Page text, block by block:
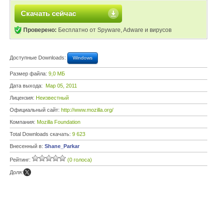
Скачать сейчас
Проверено: Бесплатно от Spyware, Adware и вирусов
Доступные Downloads: Windows
Размер файла: 9,0 МБ
Дата выхода: Мар 05, 2011
Лицензия: Неизвестный
Официальный сайт: http://www.mozilla.org/
Компания: Mozilla Foundation
Total Downloads скачать: 9 623
Внесенный в: Shane_Parkar
Рейтинг: (0 голоса)
Доля: